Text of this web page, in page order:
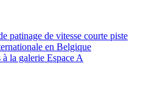
patinage de vitesse courte piste
en Belgique
la galerie Espace A